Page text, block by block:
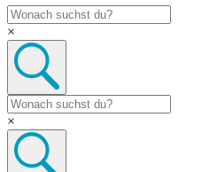
×
×